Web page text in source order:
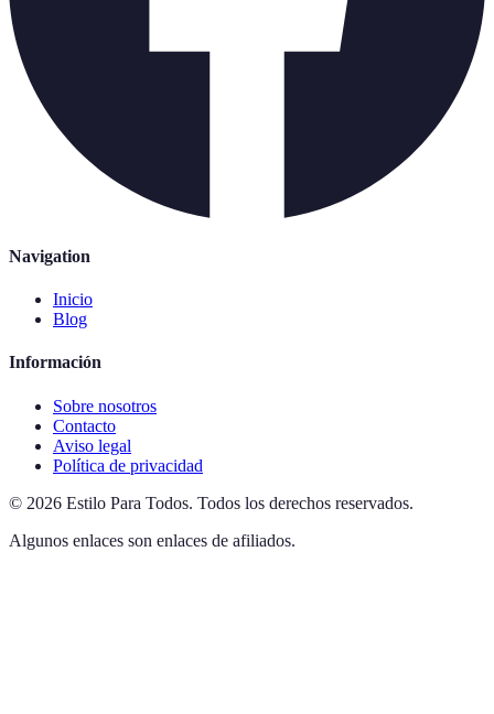
Navigation
Inicio
Blog
Información
Sobre nosotros
Contacto
Aviso legal
Política de privacidad
© 2026 Estilo Para Todos. Todos los derechos reservados.
Algunos enlaces son enlaces de afiliados.